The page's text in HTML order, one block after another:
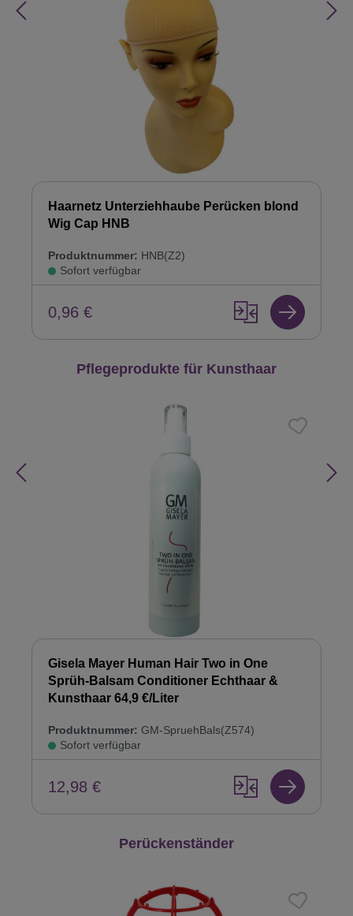
Haarnetz Unterziehhaube Perücken blond
Wig Cap HNB
Produktnummer: HNB(Z2)
Sofort verfügbar
0,96 €
Produktgalerie überspringen
Pflegeprodukte für Kunsthaar
Gisela Mayer Human Hair Two in One
Sprüh-Balsam Conditioner Echthaar &
Kunsthaar 64,9 €/Liter
Produktnummer: GM-SpruehBals(Z574)
Sofort verfügbar
12,98 €
Produktgalerie überspringen
Perückenständer